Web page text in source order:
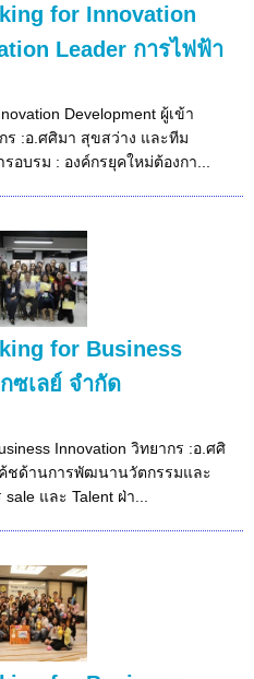
for Innovation
Leader การไฟฟ้า
Development ผู้เข้า
ร :อ.ศศิมา สุขสว่าง และทีม
อบรม : องค์กรยุคใหม่ต้องกา...
for Business
ซเลย์ จำกัด
Innovation วิทยากร :อ.ศศิ
ชด้านการพัฒนานวัตกรรมและ
และ Talent ฝ่า...